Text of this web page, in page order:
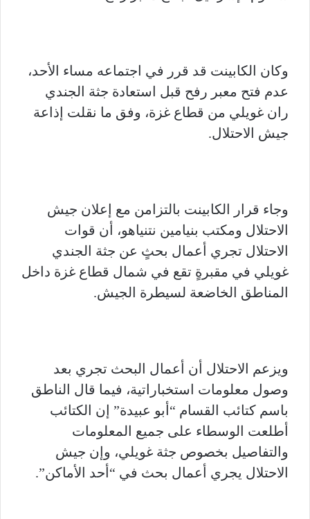
وكان الكابينت قد قرر في اجتماعه مساء الأحد،
عدم فتح معبر رفح قبل استعادة جثة الجندي
ران غويلي من قطاع غزة، وفق ما نقلت إذاعة
جيش الاحتلال.
وجاء قرار الكابينت بالتزامن مع إعلان جيش
الاحتلال ومكتب بنيامين نتنياهو، أن قوات
الاحتلال تجري أعمال بحثٍ عن جثة الجندي
غويلي في مقبرةٍ تقع في شمال قطاع غزة داخل
المناطق الخاضعة لسيطرة الجيش.
ويزعم الاحتلال أن أعمال البحث تجري بعد
وصول معلومات استخباراتية، فيما قال الناطق
باسم كتائب القسام “أبو عبيدة” إن الكتائب
أطلعت الوسطاء على جميع المعلومات
والتفاصيل بخصوص جثة غويلي، وإن جيش
الاحتلال يجري أعمال بحث في “أحد الأماكن”.